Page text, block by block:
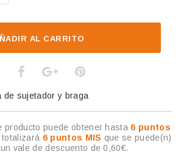
AL CARRITO
de sujetador y braga
producto puede obtener hasta 6 puntos
6puntos MIS que se puede(n)
vale de descuento de0,60€.